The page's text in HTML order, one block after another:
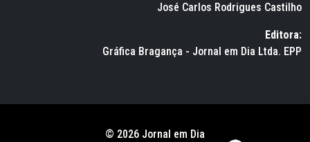
José Carlos Rodrigues Castilho
Editora:
Gráfica Bragança - Jornal em Dia Ltda. EPP
© 2026 Jornal em Dia